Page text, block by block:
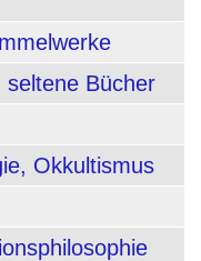
Bücher
Okkultismus